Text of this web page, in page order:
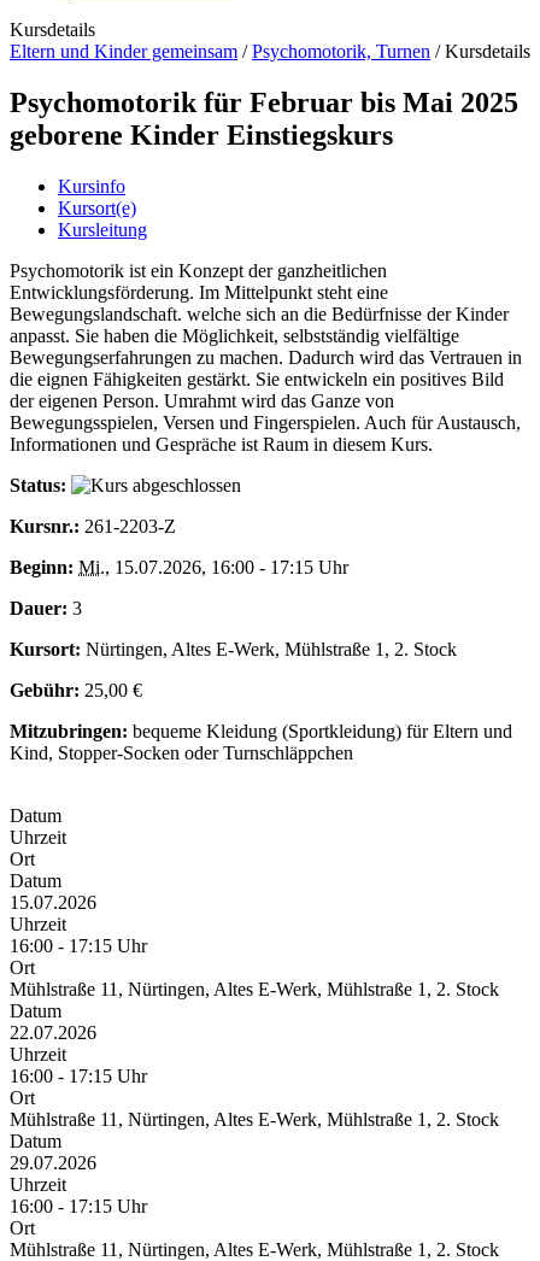
Kursdetails
Eltern und Kinder gemeinsam /Psychomotorik, Turnen /Kursdetails
Psychomotorik für Februar bis Mai 2025
geborene Kinder Einstiegskurs
Kursinfo
Kursort(e)
Kursleitung
Psychomotorik ist ein Konzept der ganzheitlichen
Entwicklungsförderung. Im Mittelpunkt steht eine
Bewegungslandschaft. welche sich an die Bedürfnisse der Kinder
anpasst. Sie haben die Möglichkeit, selbstständig vielfältige
Bewegungserfahrungen zu machen. Dadurch wird das Vertrauen in
die eignen Fähigkeiten gestärkt. Sie entwickeln ein positives Bild
der eigenen Person. Umrahmt wird das Ganze von
Bewegungsspielen, Versen und Fingerspielen. Auch für Austausch,
Informationen und Gespräche ist Raum in diesem Kurs.
Status:
Kursnr.: 261-2203-Z
Beginn: Mi., 15.07.2026, 16:00 - 17:15 Uhr
Dauer: 3
Kursort: Nürtingen, Altes E-Werk, Mühlstraße 1, 2. Stock
Gebühr: 25,00 €
Mitzubringen: bequeme Kleidung (Sportkleidung) für Eltern und
Kind, Stopper-Socken oder Turnschläppchen
Datum
Uhrzeit
Ort
Datum
15.07.2026
Uhrzeit
16:00 - 17:15 Uhr
Ort
Mühlstraße 11, Nürtingen, Altes E-Werk, Mühlstraße 1, 2. Stock
Datum
22.07.2026
Uhrzeit
16:00 - 17:15 Uhr
Ort
Mühlstraße 11, Nürtingen, Altes E-Werk, Mühlstraße 1, 2. Stock
Datum
29.07.2026
Uhrzeit
16:00 - 17:15 Uhr
Ort
Mühlstraße 11, Nürtingen, Altes E-Werk, Mühlstraße 1, 2. Stock